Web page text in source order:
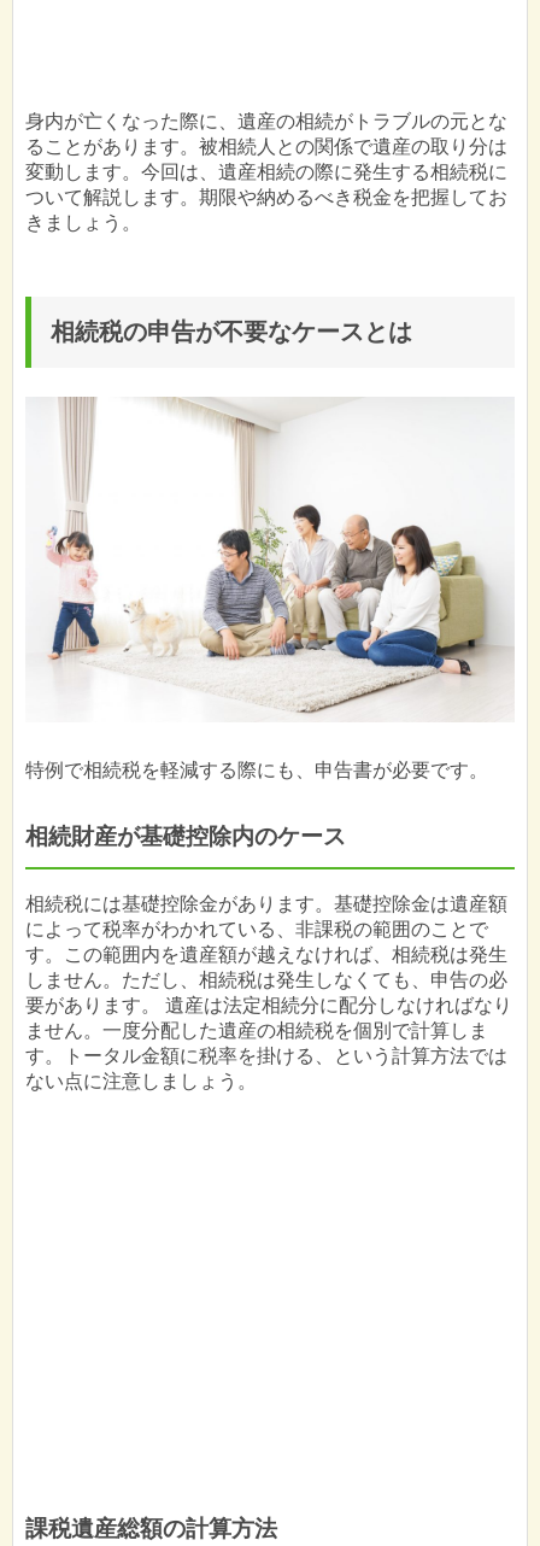
身内が亡くなった際に、遺産の相続がトラブルの元とな
ることがあります。被相続人との関係で遺産の取り分は
変動します。今回は、遺産相続の際に発生する相続税に
ついて解説します。期限や納めるべき税金を把握してお
きましょう。
相続税の申告が不要なケースとは
特例で相続税を軽減する際にも、申告書が必要です。
相続財産が基礎控除内のケース
相続税には基礎控除金があります。基礎控除金は遺産額
によって税率がわかれている、非課税の範囲のことで
す。この範囲内を遺産額が越えなければ、相続税は発生
しません。ただし、相続税は発生しなくても、申告の必
要があります。 遺産は法定相続分に配分しなければなり
ません。一度分配した遺産の相続税を個別で計算しま
す。トータル金額に税率を掛ける、という計算方法では
ない点に注意しましょう。
課税遺産総額の計算方法